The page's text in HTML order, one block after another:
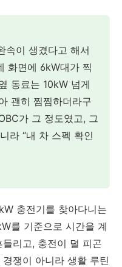
속이 생겼다고 해서
화면에 6kW대가 찍
동료는 10kW 넘게
괜히 찜찜하더라구
가 그 정도였고, 그
라 “내 차 스펙 확인
충전기를 찾아다니는
를 기준으로 시간을 계
리고, 충전이 덜 피곤
쟁이 아니라 생활 루틴